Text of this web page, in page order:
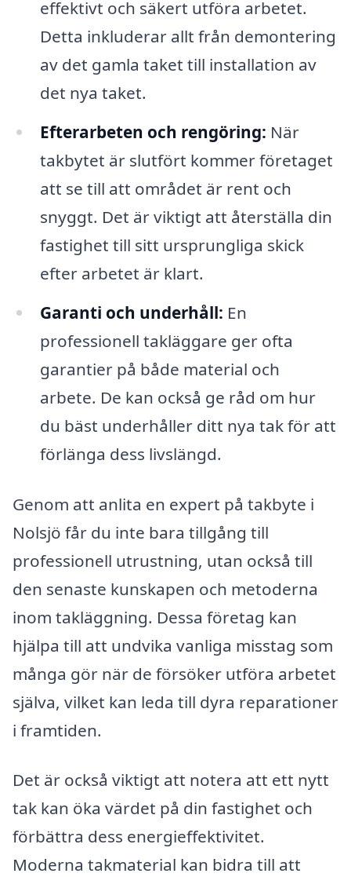
effektivt och säkert utföra arbetet.
Detta inkluderar allt från demontering
av det gamla taket till installation av
det nya taket.
Efterarbeten och rengöring: När
takbytet är slutfört kommer företaget
att se till att området är rent och
snyggt. Det är viktigt att återställa din
fastighet till sitt ursprungliga skick
efter arbetet är klart.
Garanti och underhåll: En
professionell takläggare ger ofta
garantier på både material och
arbete. De kan också ge råd om hur
du bäst underhåller ditt nya tak för att
förlänga dess livslängd.
Genom att anlita en expert på takbyte i
Nolsjö får du inte bara tillgång till
professionell utrustning, utan också till
den senaste kunskapen och metoderna
inom takläggning. Dessa företag kan
hjälpa till att undvika vanliga misstag som
många gör när de försöker utföra arbetet
själva, vilket kan leda till dyra reparationer
i framtiden.
Det är också viktigt att notera att ett nytt
tak kan öka värdet på din fastighet och
förbättra dess energieffektivitet.
Moderna takmaterial kan bidra till att